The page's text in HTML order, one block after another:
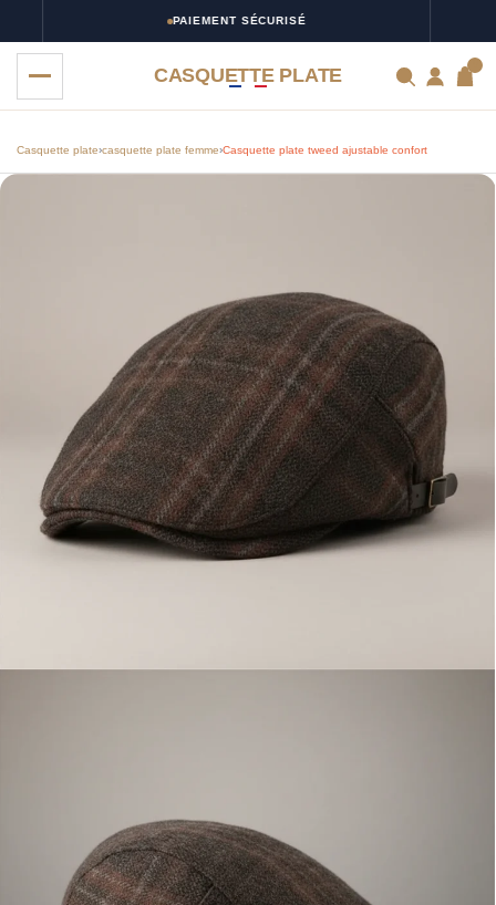
PAIEMENT SÉCURISÉ
CASQUETTE PLATE
Casquette plate›casquette plate femme›Casquette plate tweed ajustable confort